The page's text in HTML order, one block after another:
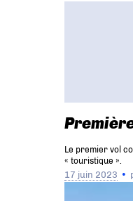
Le premier vol
« touristique ».
17 juin 2023